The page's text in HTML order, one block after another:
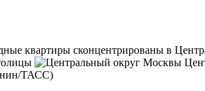
квартиры сконцентрированы в
ТАСС)